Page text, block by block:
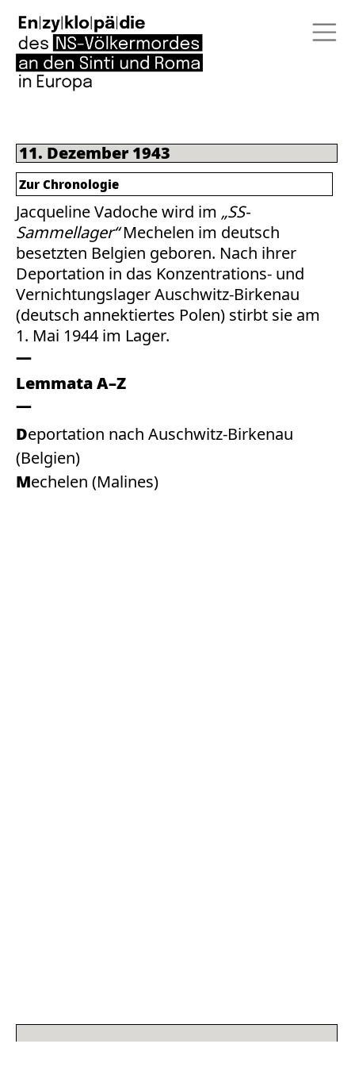
11. Dezember 1943
Jacqueline Vadoche wird im „SS-
Sammellager“Mechelen im deutsch
besetzten Belgien geboren. Nach ihrer
Deportation in das Konzentrations- und
Vernichtungslager Auschwitz-Birkenau
(deutsch annektiertes Polen) stirbt sie am
1. Mai 1944 im Lager.
Lemmata A–Z
Deportation nach Auschwitz-Birkenau
(Belgien)
Mechelen (Malines)
Zur Chronologie